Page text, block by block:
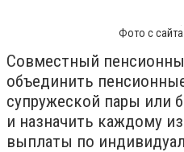
Фото с
Совместный
объединить
супружеской пары или
и назначить каждому
выплаты по